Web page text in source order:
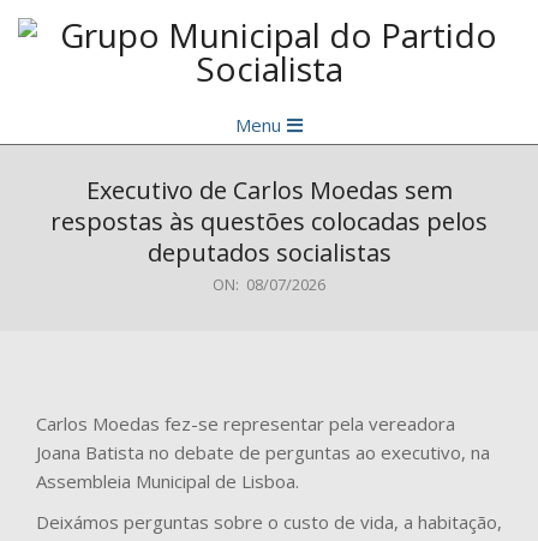
Skip
Municipal
Partido
Socialista
Navigation
Menu
Executivo de Carlos Moedas sem
respostas às questões colocadas pelos
deputados socialistas
ON: 08/07/2026
Carlos Moedas fez-se representar pela vereadora
Joana Batista no debate de perguntas ao executivo, na
Assembleia Municipal de Lisboa.
Deixámos perguntas sobre o custo de vida, a habitação,